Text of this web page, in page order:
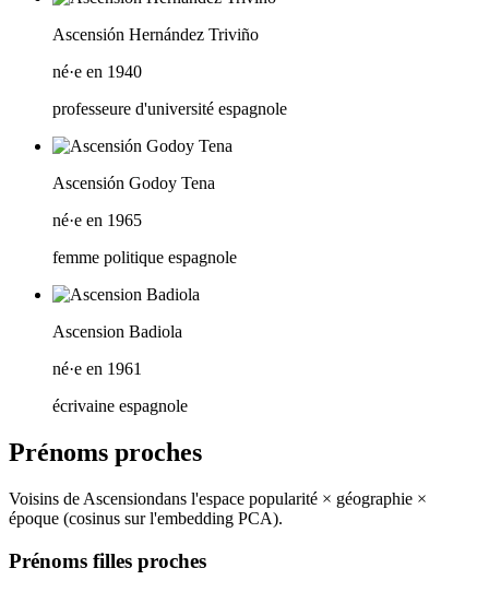
Ascensión Hernández Triviño
né·e en 1940
professeure d'université espagnole
Ascensión Godoy Tena
né·e en 1965
femme politique espagnole
Ascension Badiola
né·e en 1961
écrivaine espagnole
Prénoms proches
Voisins de Ascensiondans l'espace popularité × géographie ×
époque (cosinus sur l'embedding PCA).
Prénoms filles proches